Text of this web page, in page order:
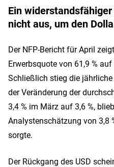
Ein
nicht aus, um den
Der NFP-Bericht für April
Erwerbsquote von 61,9 %
Schließlich stieg die
der Veränderung der
3,4 % im März auf 3,6 %,
Analystenschätzung von 3,8
sorgte.
Der Rückgang des USD